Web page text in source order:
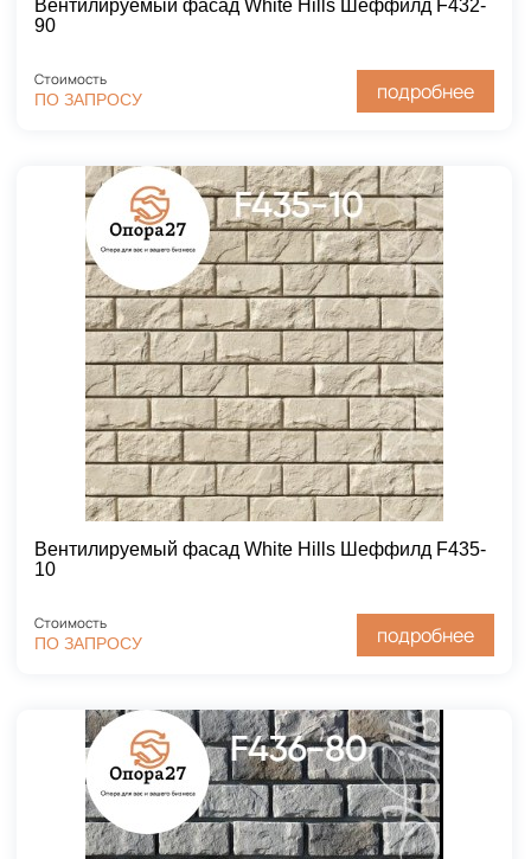
Вентилируемый фасад White Hills Шеффилд F432-
90
Стоимость
ПО ЗАПРОСУ
подробнее
Вентилируемый фасад White Hills Шеффилд F435-
10
Стоимость
ПО ЗАПРОСУ
подробнее